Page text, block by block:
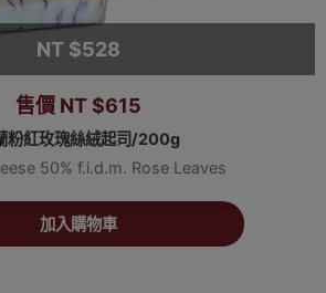
NT $528
售價 NT $615
粉紅玫瑰絲絨起司/200g
50% f.i.d.m. Rose Leaves
加入購物車